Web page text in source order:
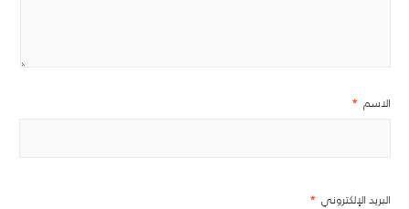
الاسم *
البريد الإلكتروني *